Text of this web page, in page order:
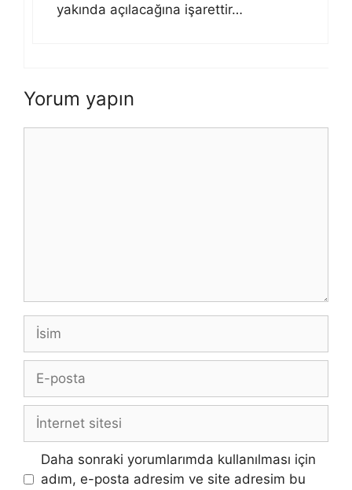
yakında açılacağına işarettir…
Yorum yapın
İsim
posta
İnternet
Daha sonraki yorumlarımda kullanılması için
adım, e-posta adresim ve site adresim bu